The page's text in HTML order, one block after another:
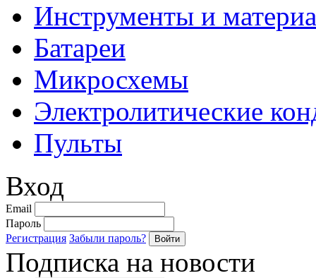
Инструменты и
Батареи
Микросхемы
Электролитические
Пульты
Вход
Email
Пароль
Регистрация Забыли пароль?
Подписка на новости